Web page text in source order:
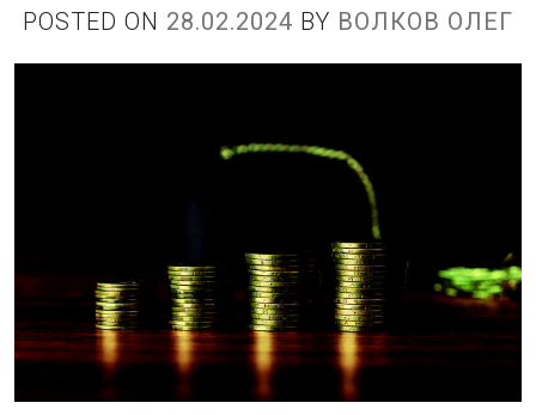
POSTED ON 28.02.2024 BY ВОЛКОВ ОЛЕГ